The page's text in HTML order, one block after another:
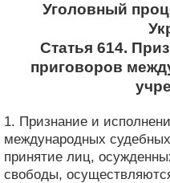
Уголовный
Статья 614.
приговоров
1. Признание и
международных
принятие лиц,
свободы,